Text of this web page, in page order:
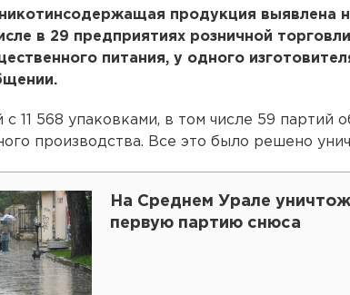
продукция выявлена
в 29 предприятиях розничной
питания, у одного
с 11 568 упаковками, в том числе 59 партий
производства. Все это было решено
На Среднем Урале
первую партию снюса